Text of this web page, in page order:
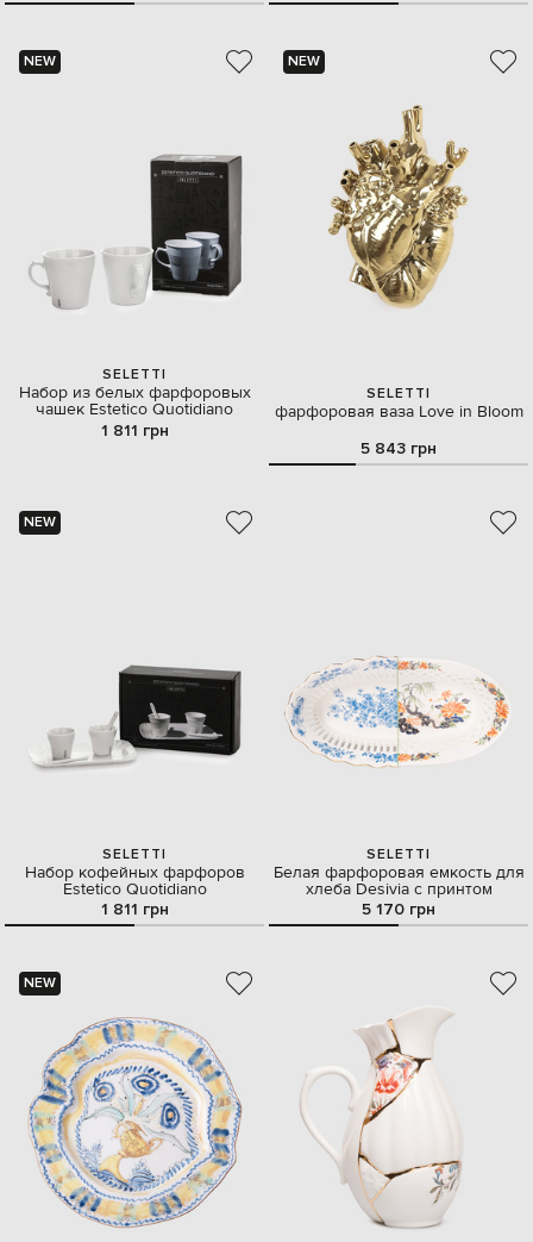
NEW
SELETTI
Набор из белых фарфоровых
чашек Estetico Quotidiano
1 811 грн
NEW
SELETTI
фарфоровая ваза Love in Bloom
5 843 грн
NEW
SELETTI
Набор кофейных фарфоров
Estetico Quotidiano
1 811 грн
SELETTI
Белая фарфоровая емкость для
хлеба Desivia с принтом
5 170 грн
NEW